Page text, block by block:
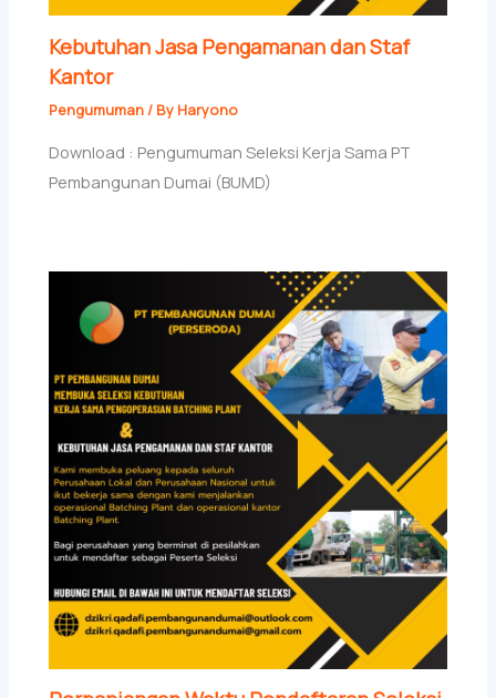
Kebutuhan Jasa Pengamanan dan Staf
Kantor
Pengumuman/ By Haryono
Download : Pengumuman Seleksi Kerja Sama PT
Pembangunan Dumai (BUMD)